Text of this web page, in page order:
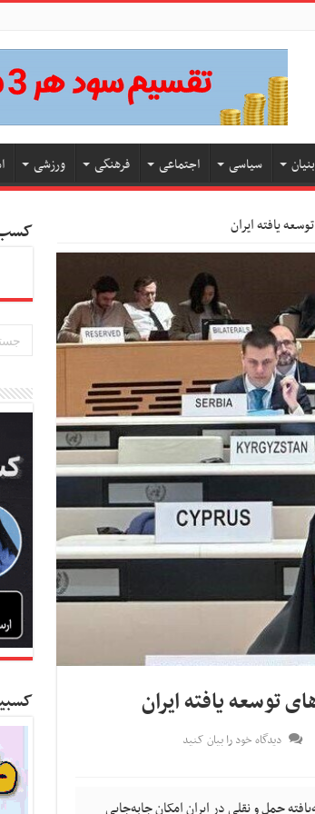
سیاسی اجتماعی فرهنگی ورزشی
دیدگاه خود را بیان کنید
حمل و نقلی در ایران امکان جابه‌جایی
کسب